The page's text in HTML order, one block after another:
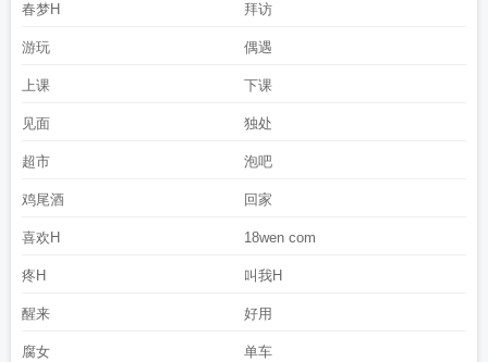
春梦H 拜访
游玩 偶遇
上课 下课
见面 独处
超市 泡吧
鸡尾酒 回家
喜欢H 18wen com
疼H 叫我H
醒来 好用
腐女 单车